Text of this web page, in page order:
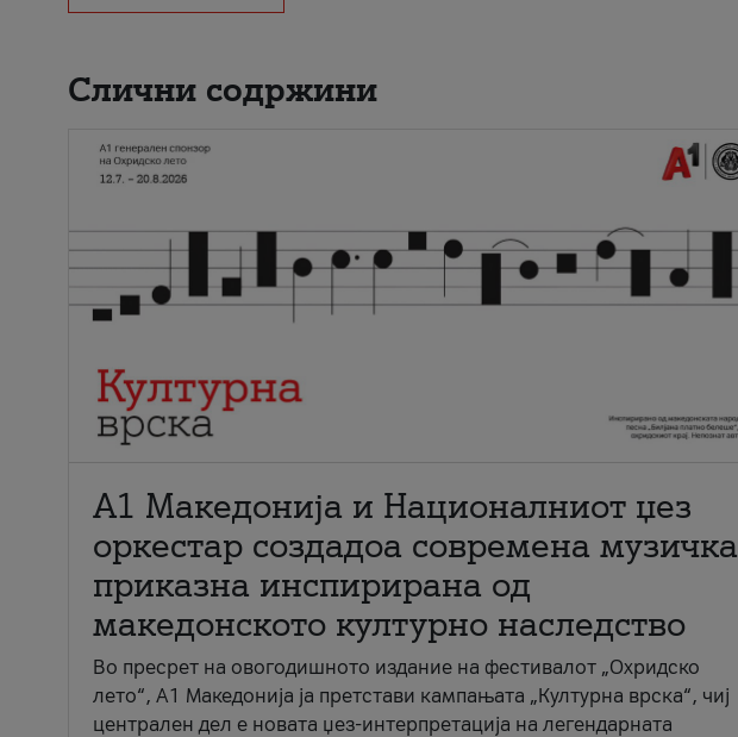
Слични содржини
А1 Македонија и Националниот џез
оркестар создадоа современа музичка
приказна инспирирана од
македонското културно наследство
Во пресрет на овогодишното издание на фестивалот „Охридско
лето“, А1 Македонија ја претстави кампањата „Културна врска“, чиј
централен дел е новата џез-интерпретација на легендарната